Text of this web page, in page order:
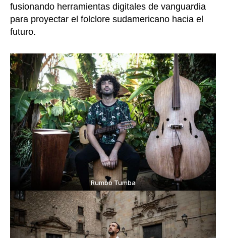
fusionando herramientas digitales de vanguardia
para proyectar el folclore sudamericano hacia el
futuro.
Rumbo Tumba